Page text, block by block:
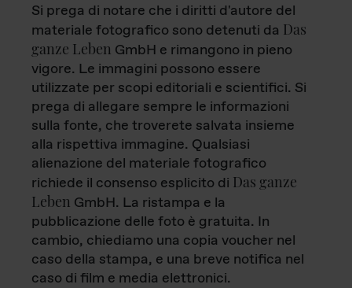
Si prega di notare che i diritti d'autore del
materiale fotografico sono detenuti da Das
ganze Leben GmbH e rimangono in pieno
vigore. Le immagini possono essere
utilizzate per scopi editoriali e scientifici. Si
prega di allegare sempre le informazioni
sulla fonte, che troverete salvata insieme
alla rispettiva immagine. Qualsiasi
alienazione del materiale fotografico
richiede il consenso esplicito di Das ganze
Leben GmbH. La ristampa e la
pubblicazione delle foto è gratuita. In
cambio, chiediamo una copia voucher nel
caso della stampa, e una breve notifica nel
caso di film e media elettronici.